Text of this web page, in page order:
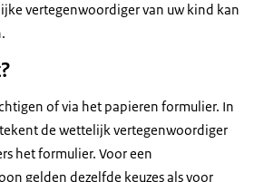
vertegenwoordiger van uw kind kan
of via het papieren formulier. In
de wettelijk vertegenwoordiger
het formulier. Voor een
gelden dezelfde keuzes als voor